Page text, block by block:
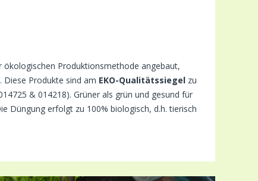
ökologischen Produktionsmethode angebaut,
Diese Produkte sind am EKO-Qualitätssiegel zu
& 014218). Grüner als grün und gesund für
Düngung erfolgt zu 100% biologisch, d.h. tierisch